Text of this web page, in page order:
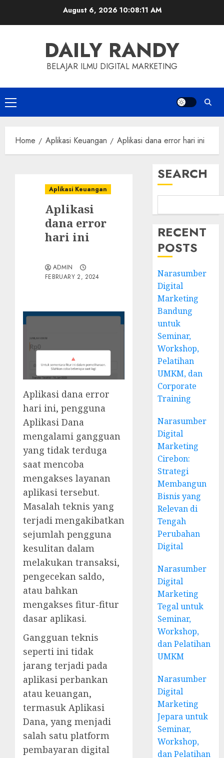
August 6, 2026 10:08:12 AM
DAILY RANDY
BELAJAR ILMU DIGITAL MARKETING
Primary
Menu
Home Aplikasi Keuangan Aplikasi dana error hari ini
Aplikasi Keuangan
Aplikasi
dana error
hari ini
ADMIN
FEBRUARY 2, 2024
Aplikasi dana error
hari ini, pengguna
Aplikasi Dana
mengalami gangguan
yang tidak terduga
saat mencoba
mengakses layanan
aplikasi tersebut.
Masalah teknis yang
terjadi mengakibatkan
sejumlah pengguna
kesulitan dalam
melakukan transaksi,
pengecekan saldo,
atau bahkan
mengakses fitur-fitur
dasar aplikasi.
Gangguan teknis
seperti ini tidak
jarang terjadi pada
aplikasi perbankan
atau keuangan,
termasuk Aplikasi
Dana, yang menjadi
salah satu platform
pembayaran digital
SEARCH
RECENT
POSTS
Narasumber
Digital
Marketing
Bandung
untuk
Seminar,
Workshop,
Pelatihan
UMKM, dan
Corporate
Training
Narasumber
Digital
Marketing
Cirebon:
Strategi
Membangun
Bisnis yang
Relevan di
Tengah
Perubahan
Digital
Narasumber
Digital
Marketing
Tegal untuk
Seminar,
Workshop,
dan Pelatihan
UMKM
Narasumber
Digital
Marketing
Jepara untuk
Seminar,
Workshop,
dan Pelatihan